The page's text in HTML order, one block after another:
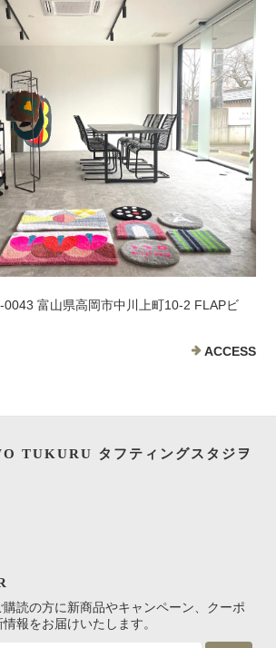
0043 富山県高岡市中川上町10-2 FLAPビ
ACCESS
TUKURU タフティングスタジヲ
読の方に新商品やキャンペーン、クーポ
報をお届けいたします。